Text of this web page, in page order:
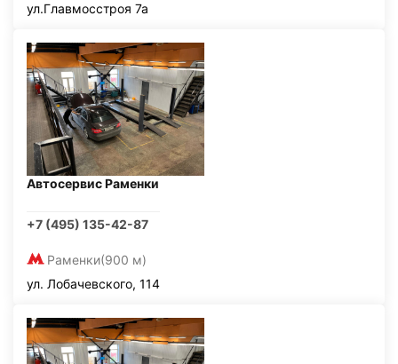
ул.Главмосстроя 7а
Автосервис Раменки
+7 (495) 135-42-87
Раменки(900 м)
ул. Лобачевского, 114